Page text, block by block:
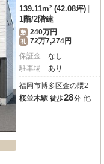
139.11m² (42.08坪)
1階/2階建
敷 240万円
礼 72万7,274円
保証金
なし
駐車場
あり
福岡市博多区金の隈2
桜並木駅 徒歩28分 他